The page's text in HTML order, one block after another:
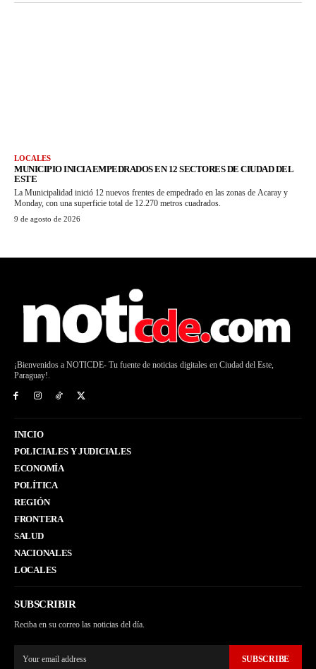
LOCALES
MUNICIPIO INICIA EMPEDRADOS EN 12 SECTORES DE CIUDAD DEL
ESTE
La Municipalidad inició 12 nuevos frentes de empedrado en las zonas de Acaray y
Monday, con una superficie total de 12.270 metros cuadrados.
9 de agosto de 2026
¡Bienvenidos a NOTICDE- Tu fuente de noticias digitales en Ciudad del Este,
Paraguay!.
INICIO
POLICIALES Y JUDICIALES
ECONOMÍA
POLÍTICA
REGIÓN
FRONTERA
SALUD
NACIONALES
LOCALES
SUBSCRIBIR
Reciba en su correo las noticias del día.
SUBSCRIBE